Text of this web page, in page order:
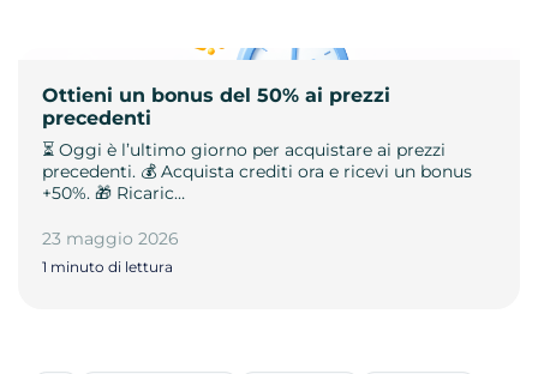
Ottieni un bonus del 50% ai prezzi
precedenti
⏳ Oggi è l’ultimo giorno per acquistare ai prezzi
precedenti. 💰 Acquista crediti ora e ricevi un bonus
+50%. 🎁 Ricaric…
23 maggio 2026
1 minuto di lettura